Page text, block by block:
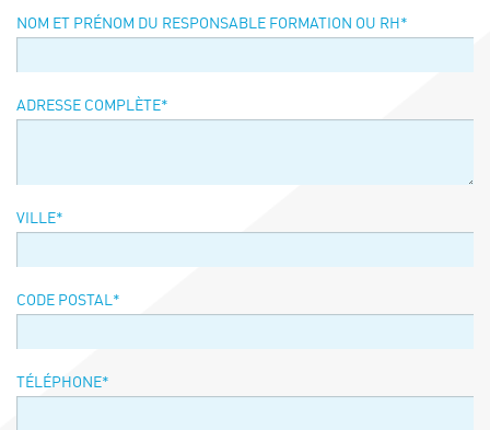
NOM ET PRÉNOM DU RESPONSABLE FORMATION OU RH *
ADRESSE COMPLÈTE*
VILLE*
CODE POSTAL*
TÉLÉPHONE*